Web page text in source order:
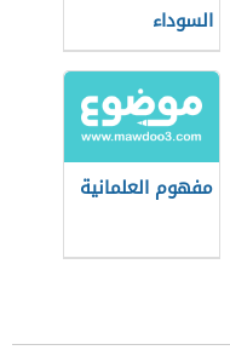
السوداء
مفهوم العلمانية